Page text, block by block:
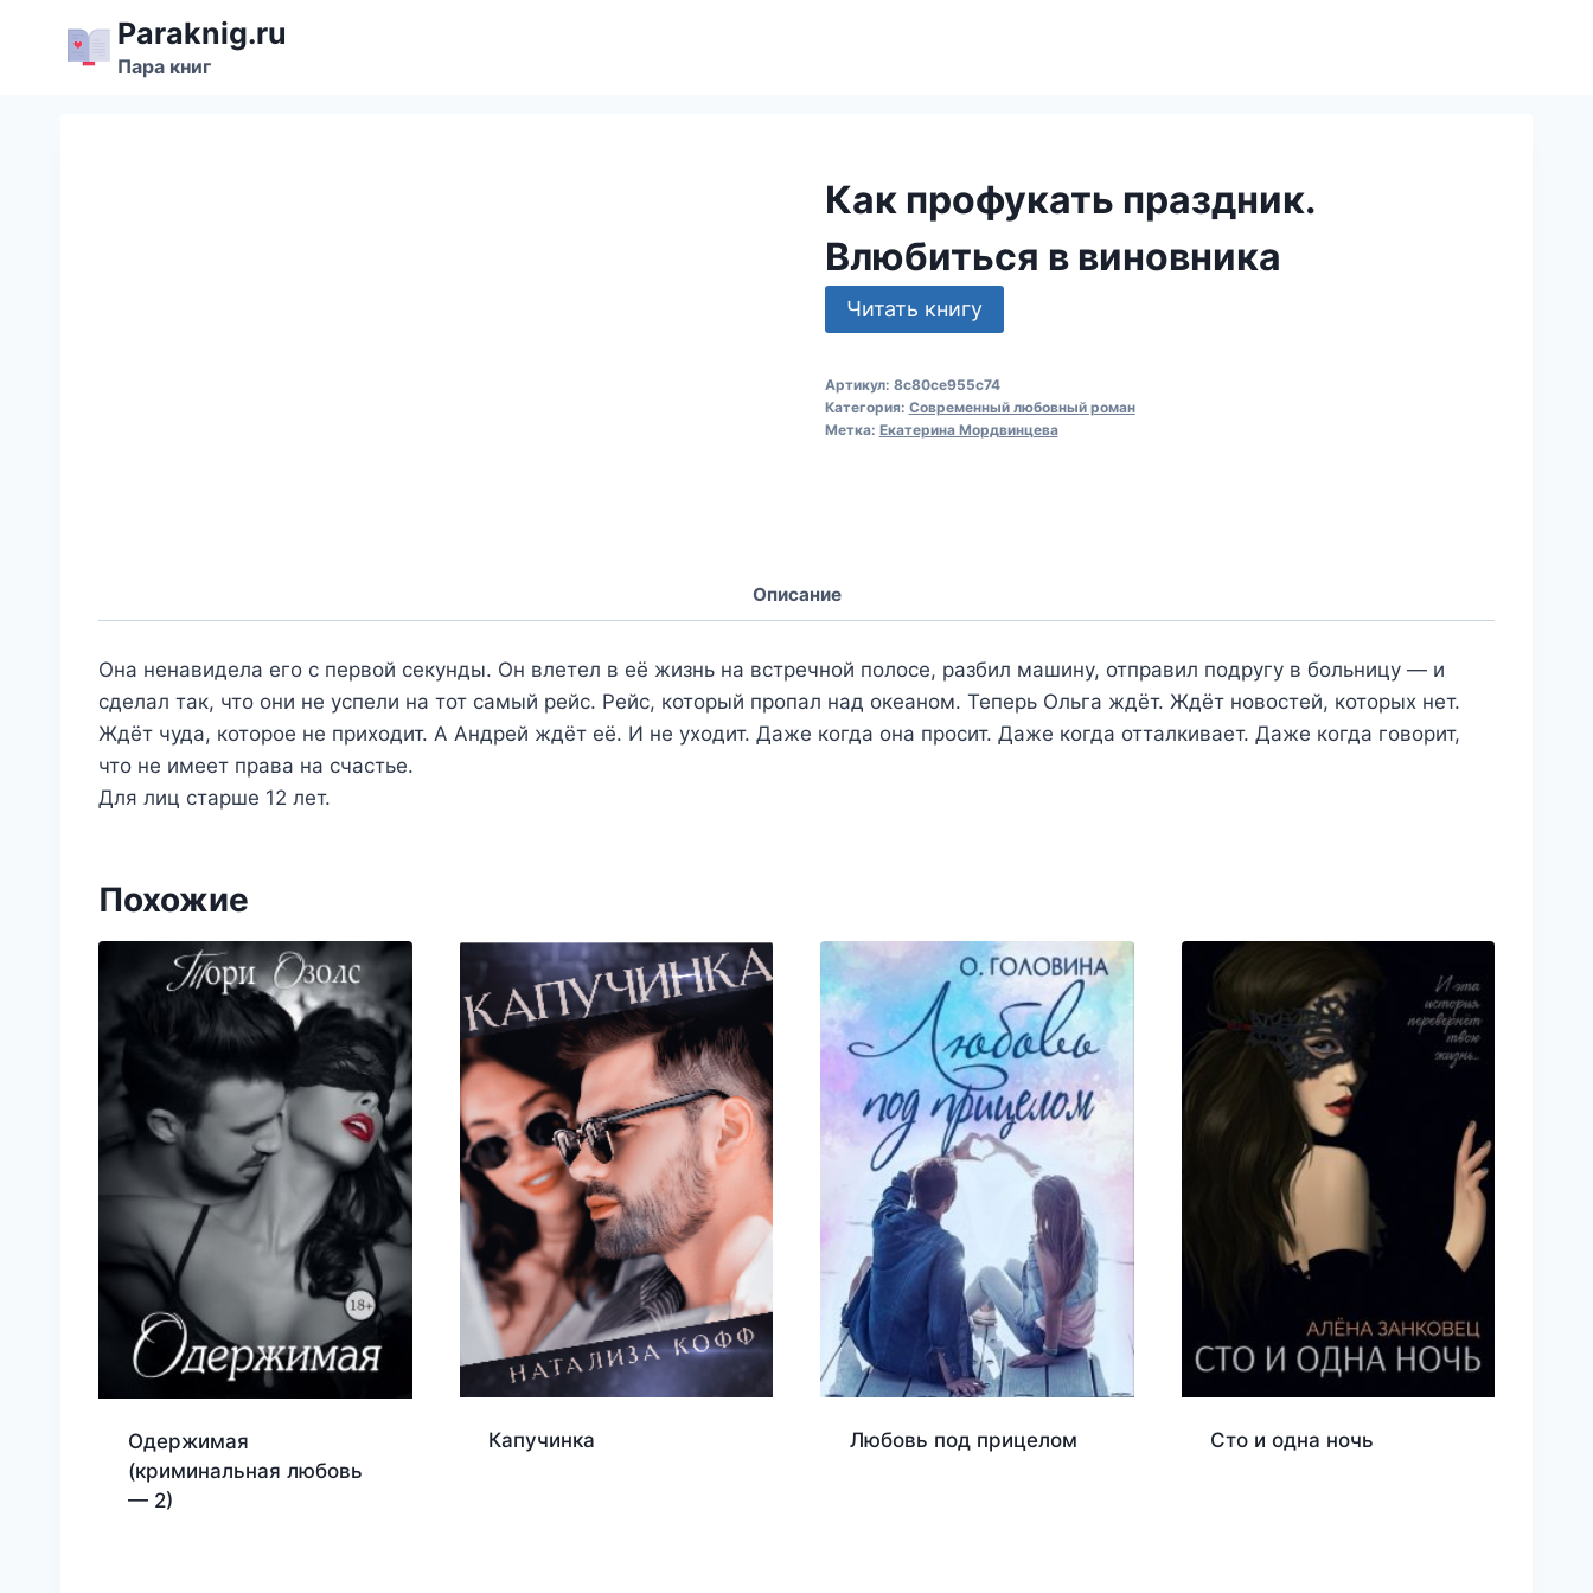
содержимому
Paraknig.ru
Пара книг
Как профукать праздник.
Влюбиться в виновника
Читать книгу
Артикул: 8c80ce955c74
Категория: Современный любовный роман
Метка: Екатерина Мордвинцева
Описание
Она ненавидела его с первой секунды. Он влетел в её жизнь на встречной полосе, разбил машину, отправил подругу в больницу — и
сделал так, что они не успели на тот самый рейс. Рейс, который пропал над океаном. Теперь Ольга ждёт. Ждёт новостей, которых нет.
Ждёт чуда, которое не приходит. А Андрей ждёт её. И не уходит. Даже когда она просит. Даже когда отталкивает. Даже когда говорит,
что не имеет права на счастье.
Для лиц старше 12 лет.
Похожие
Одержимая
(криминальная любовь
— 2)
Капучинка Любовь под прицелом Сто и одна ночь